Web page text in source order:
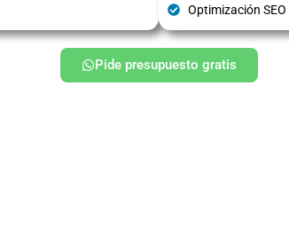
Optimización SEO
Pide presupuesto gratis